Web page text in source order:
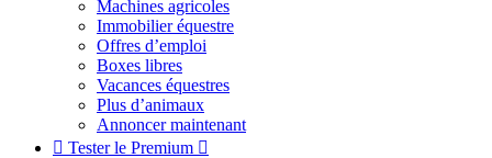
Machines agricoles
Immobilier équestre
Offres d’emploi
Boxes libres
Vacances équestres
Plus d’animaux
Annoncer maintenant
 Tester le Premium 